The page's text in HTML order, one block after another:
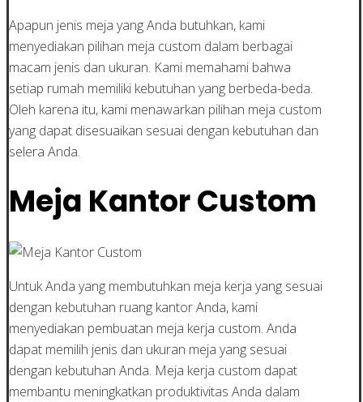
Apapun jenis meja yang Anda butuhkan, kami
menyediakan pilihan meja custom dalam berbagai
macam jenis dan ukuran. Kami memahami bahwa
setiap rumah memiliki kebutuhan yang berbeda-beda.
Oleh karena itu, kami menawarkan pilihan meja custom
yang dapat disesuaikan sesuai dengan kebutuhan dan
selera Anda.
Meja Kantor Custom
Untuk Anda yang membutuhkan meja kerja yang sesuai
dengan kebutuhan ruang kantor Anda, kami
menyediakan pembuatan meja kerja custom. Anda
dapat memilih jenis dan ukuran meja yang sesuai
dengan kebutuhan Anda. Meja kerja custom dapat
membantu meningkatkan produktivitas Anda dalam